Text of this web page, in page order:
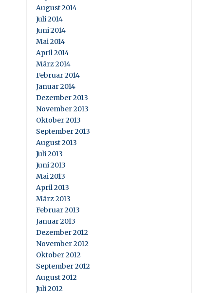
August 2014
Juli 2014
Juni 2014
Mai 2014
April 2014
März 2014
Februar 2014
Januar 2014
Dezember 2013
November 2013
Oktober 2013
September 2013
August 2013
Juli 2013
Juni 2013
Mai 2013
April 2013
März 2013
Februar 2013
Januar 2013
Dezember 2012
November 2012
Oktober 2012
September 2012
August 2012
Juli 2012